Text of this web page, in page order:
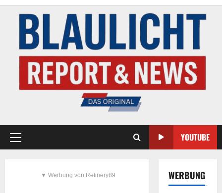
YOUTUBE
▼ Werbung von Refinery89 WERBUNG